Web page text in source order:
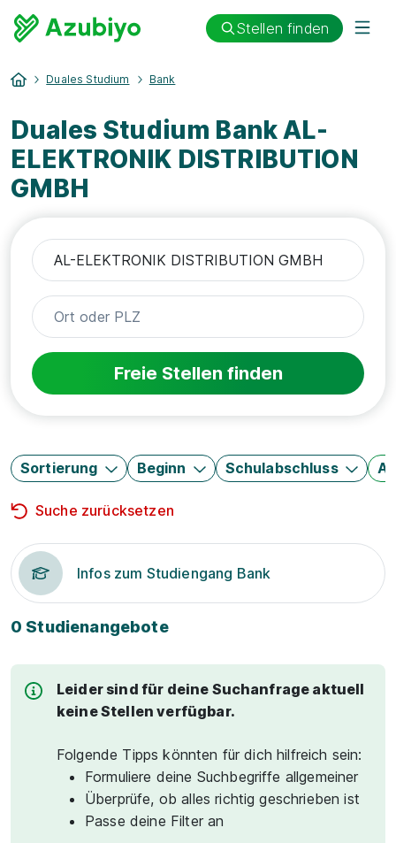
Stellen finden
Duales Studium Bank
Duales Studium Bank AL-
ELEKTRONIK DISTRIBUTION
GMBH
Freie Stellen finden
Sortierung Beginn Schulabschluss
Suche zurücksetzen
Infos zum Studiengang Bank
0 Studienangebote
Leider sind für deine Suchanfrage aktuell
keine Stellen verfügbar.
Folgende Tipps könnten für dich hilfreich sein:
Formuliere deine Suchbegriffe allgemeiner
Überprüfe, ob alles richtig geschrieben ist
Passe deine Filter an